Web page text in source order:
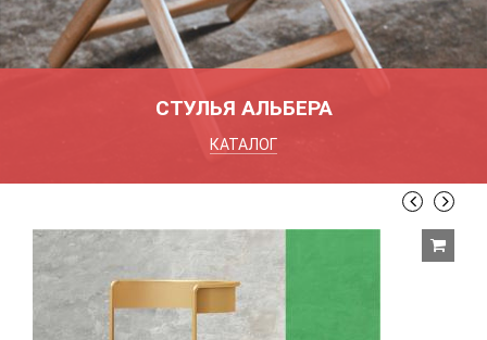
СТУЛЬЯ АЛЬБЕРА
КАТАЛОГ